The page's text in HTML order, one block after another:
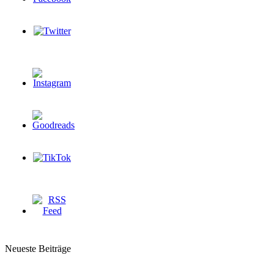
Neueste Beiträge